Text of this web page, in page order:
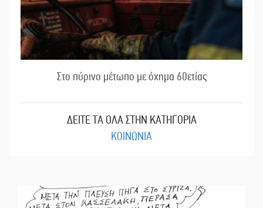
Στο πύρινο μέτωπο με όχημα 60ετίας
ΔΕΙΤΕ ΤΑ ΟΛΑ ΣΤΗΝ ΚΑΤΗΓΟΡΙΑ
ΚΟΙΝΩΝΙΑ